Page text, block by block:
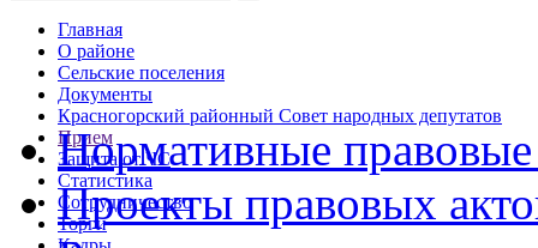
Главная
О районе
Сельские поселения
Документы
Красногорский районный Совет народных депутатов
Прием
Защита от ЧС
Статистика
Сотрудничество
Торги
Нормативные
Проекты правовых